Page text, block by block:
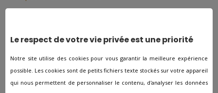
Pompes funèbres à Avy
Pompes funèbres à Aytré
Pompes funèbres à Beauvais-sur-Matha
Le respect de votre vie privée est une priorité
Notre site utilise des cookies pour vous garantir la meilleure expérience
possible. Les cookies sont de petits fichiers texte stockés sur votre appareil
qui nous permettent de personnaliser le contenu, d'analyser les données